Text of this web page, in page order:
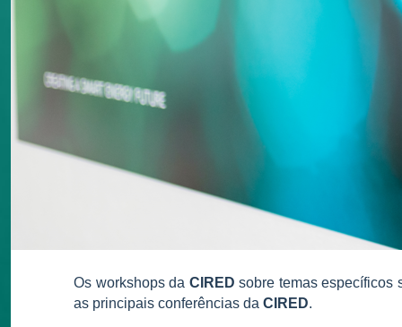
Os workshops da CIRED sobre temas específicos
as principais conferências da CIRED.